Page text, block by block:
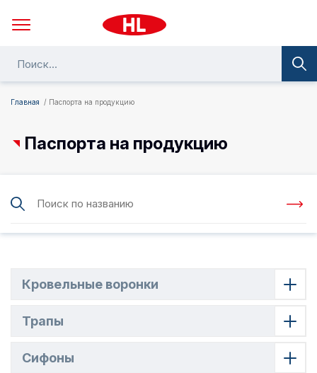
Главная Паспорта на продукцию
Паспорта на продукцию
Кровельные воронки
Трапы
Сифоны